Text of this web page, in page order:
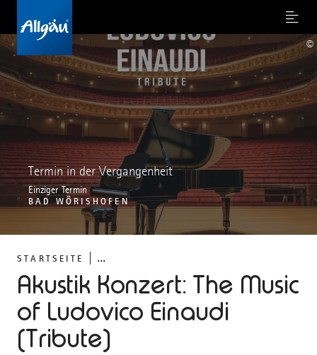
Menu
STARTSEITE ...
Akustik Konzert: The Music
of Ludovico Einaudi
(Tribute)
Termin in der Vergangenheit
Einziger Termin
BAD WÖRISHOFEN
©